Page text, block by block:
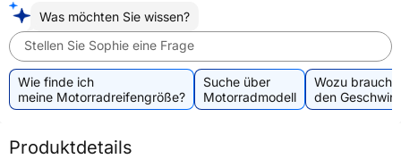
Was möchten Sie wissen?
Stellen Sie Sophie eine Frage
Wie finde ich
meine Motorradreifengröße?
Suche über
Motorradmodell
Wozu
den
Produktdetails